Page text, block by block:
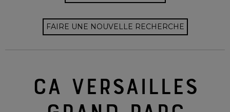
FAIRE UNE NOUVELLE RECHERCHE
CA VERSAILLES